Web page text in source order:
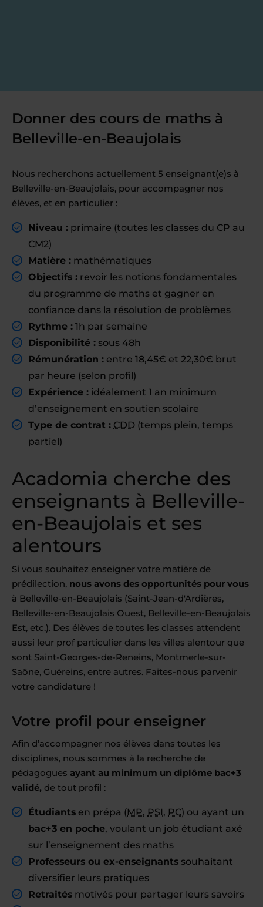
Donner des cours de maths à
Belleville-en-Beaujolais
Nous recherchons actuellement 5 enseignant(e)s à
Belleville-en-Beaujolais, pour accompagner nos
élèves, et en particulier :
Niveau : primaire (toutes les classes du CP au
CM2)
Matière : mathématiques
Objectifs : revoir les notions fondamentales
du programme de maths et gagner en
confiance dans la résolution de problèmes
Rythme : 1h par semaine
Disponibilité : sous 48h
Rémunération : entre 18,45€ et 22,30€ brut
par heure (selon profil)
Expérience : idéalement 1 an minimum
d’enseignement en soutien scolaire
Type de contrat : CDD (temps plein, temps
partiel)
Acadomia cherche des
enseignants à Belleville-
en-Beaujolais et ses
alentours
Si vous souhaitez enseigner votre matière de
prédilection, nous avons des opportunités pour vous
à Belleville-en-Beaujolais (Saint-Jean-d'Ardières,
Belleville-en-Beaujolais Ouest, Belleville-en-Beaujolais
Est, etc.). Des élèves de toutes les classes attendent
aussi leur prof particulier dans les villes alentour que
sont Saint-Georges-de-Reneins, Montmerle-sur-
Saône, Guéreins, entre autres. Faites-nous parvenir
votre candidature !
Votre profil pour enseigner
Afin d’accompagner nos élèves dans toutes les
disciplines, nous sommes à la recherche de
pédagogues ayant au minimum un diplôme bac+3
validé, de tout profil :
Étudiants en prépa (MP, PSI, PC) ou ayant un
bac+3 en poche, voulant un job étudiant axé
sur l’enseignement des maths
Professeurs ou ex-enseignants souhaitant
diversifier leurs pratiques
Retraités motivés pour partager leurs savoirs